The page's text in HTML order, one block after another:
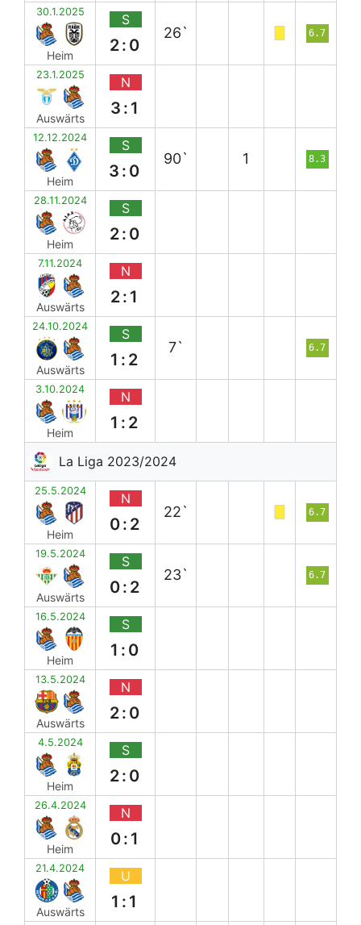
30.1.2025
Heim
S
2:0
26` 6.7
23.1.2025
Auswärts
N
3:1
12.12.2024
Heim
S
3:0
90` 1 8.3
28.11.2024
Heim
S
2:0
7.11.2024
Auswärts
N
2:1
24.10.2024
Auswärts
S
1:2
7` 6.7
3.10.2024
Heim
N
1:2
La Liga 2023/2024
25.5.2024
Heim
N
0:2
22` 6.7
19.5.2024
Auswärts
S
0:2
23` 6.7
16.5.2024
Heim
S
1:0
13.5.2024
Auswärts
N
2:0
4.5.2024
Heim
S
2:0
26.4.2024
Heim
N
0:1
21.4.2024
Auswärts
U
1:1